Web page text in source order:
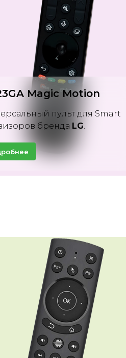
Q6
пульт управления
для телевизоров и